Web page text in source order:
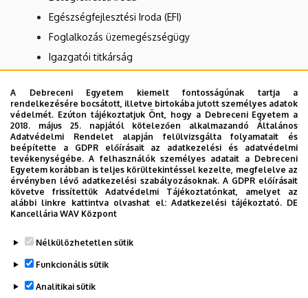
A Debreceni Egyetem kiemelt fontosságúnak tartja a
rendelkezésére bocsátott, illetve birtokába jutott személyes adatok
védelmét. Ezúton tájékoztatjuk Önt, hogy a Debreceni Egyetem a
2018. május 25. napjától kötelezően alkalmazandó Általános
Adatvédelmi Rendelet alapján felülvizsgálta folyamatait és
beépítette a GDPR előírásait az adatkezelési és adatvédelmi
tevékenységébe. A felhasználók személyes adatait a Debreceni
Egyetem korábban is teljes körültekintéssel kezelte, megfelelve az
érvényben lévő adatkezelési szabályozásoknak. A GDPR előírásait
követve frissítettük Adatvédelmi Tájékoztatónkat, amelyet az
alábbi linkre kattintva olvashat el:Adatkezelési tájékoztató. DE
Kancellária WAV Központ
Nélkülözhetetlen sütik
Funkcionális sütik
Analitikai sütik
Egészségfejlesztési Iroda (EFI)
Foglalkozás üzemegészségügy
Igazgatói titkárság
Központi szervezet
Nincs találat.
Dolgozói adatmódosítás igénylése a DE
telefonkönyvében|Külső személyek rögzítése a
DE telefonkönyvében| Súgó|Hibabejelentés